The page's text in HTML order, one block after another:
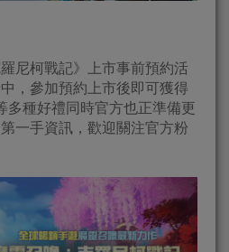
尼柯戰記》上市事前預約活
，參加預約上市後即可獲得
多種好禮同時官方也正準備更
一手資訊，歡迎關注官方粉